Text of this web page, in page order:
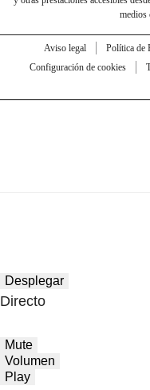
medios
Aviso legal Política de
Configuración de cookies
Desplegar
Directo
Mute
Volumen
Play